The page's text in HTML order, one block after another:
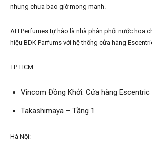
nhưng chưa bao giờ mong manh.
AH Perfumes tự hào là nhà phân phối nước hoa
hiệu BDK Parfums với hệ thống cửa hàng
TP. HCM
Vincom Đồng Khởi: Cửa hàng Escentric
Takashimaya – Tầng 1
Hà Nội: